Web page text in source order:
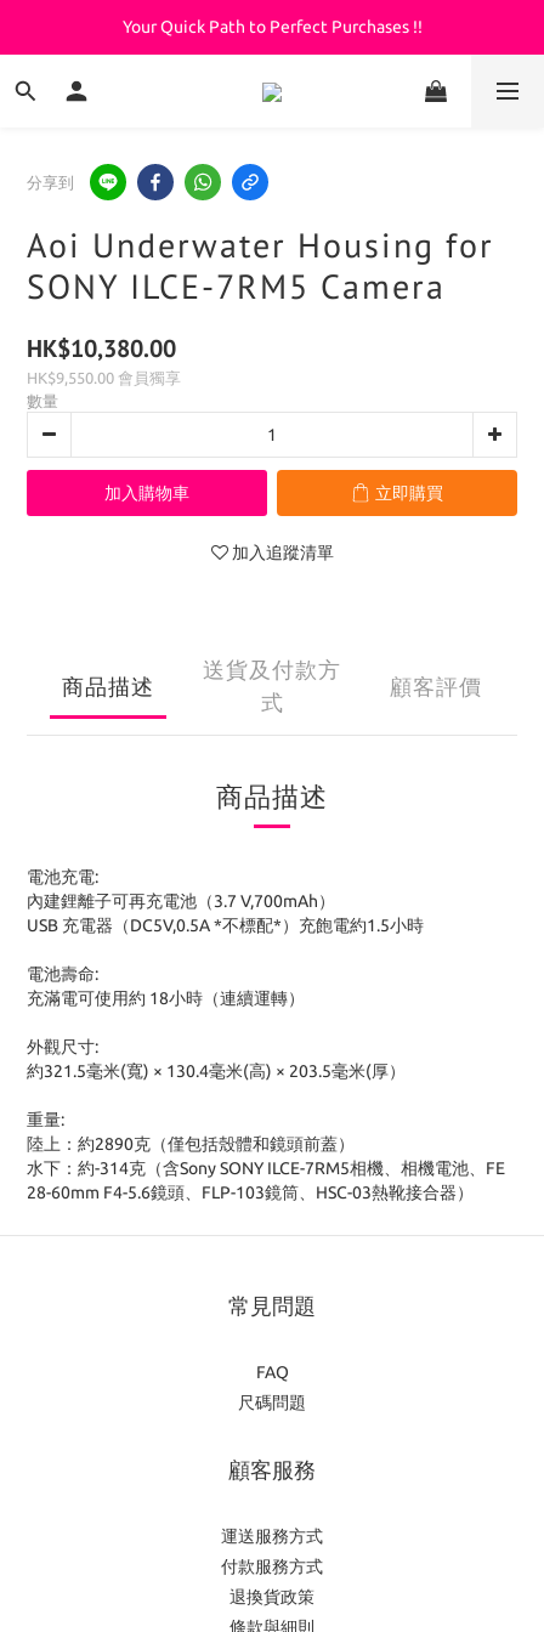
Welcome to KeepDiving.com
Your Quick Path to Perfect Purchases !!
滿 $3000 免運費
分享到
Aoi Underwater Housing for
SONY ILCE-7RM5 Camera
HK$10,380.00
HK$9,550.00 會員獨享
數量
加入購物車 立即購買
加入追蹤清單
商品描述
送貨及付款方
式
顧客評價
商品描述
電池充電:
內建鋰離子可再充電池（3.7 V,700mAh）
USB 充電器（DC5V,0.5A *不標配*）充飽電約1.5小時
電池壽命:
充滿電可使用約 18小時（連續運轉）
外觀尺寸:
約321.5毫米(寬) × 130.4毫米(高) × 203.5毫米(厚）
重量:
陸上：約2890克（僅包括殼體和鏡頭前蓋）
水下：約-314克（含Sony SONY ILCE-7RM5相機、相機電池、FE
28-60mm F4-5.6鏡頭、FLP-103鏡筒、HSC-03熱靴接合器）
常見問題
FAQ
尺碼問題
顧客服務
運送服務方式
付款服務方式
退換貨政策
條款與細則